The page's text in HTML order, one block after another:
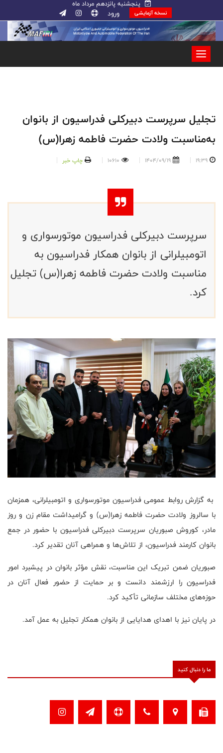
پنجشنبه پانزدهم مرداد ماه
نسخه آزمایشی ورود
تجلیل سرپرست دبیرکلی فدراسیون از بانوان
به‌مناسبت ولادت حضرت فاطمه زهرا(س)
19:39
1404/09/19
10610 چاپ خبر
سرپرست دبیرکلی فدراسیون موتورسواری و
اتومبیلرانی از بانوان همکار فدراسیون به
مناسبت ولادت حضرت فاطمه زهرا(س) تجلیل
کرد.
به گزارش روابط عمومی فدراسیون موتورسواری و اتومبیلرانی، همزمان
با سالروز ولادت حضرت فاطمه زهرا(س) و گرامیداشت مقام زن و روز
مادر، کوروش صبوریان سرپرست دبیرکلی فدراسیون با حضور در جمع
بانوان کارمند فدراسیون، از تلاش‌ها و همراهی آنان تقدیر کرد.
صبوریان ضمن تبریک این مناسبت، نقش مؤثر بانوان در پیشبرد امور
فدراسیون را ارزشمند دانست و بر حمایت از حضور فعال آنان در
حوزه‌های مختلف سازمانی تأکید کرد.
در پایان نیز با اهدای هدایایی از بانوان همکار تجلیل به عمل آمد.
ما را دنبال کنید